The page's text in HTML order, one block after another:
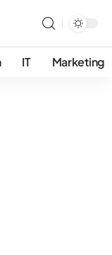
IT Marketing